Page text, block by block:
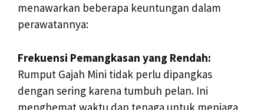
menawarkan beberapa keuntungan dalam
perawatannya:
Frekuensi Pemangkasan yang Rendah:
Rumput Gajah Mini tidak perlu dipangkas
dengan sering karena tumbuh pelan. Ini
menghemat waktu dan tenaga untuk menjaga